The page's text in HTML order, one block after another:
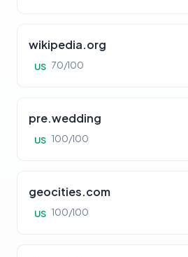
wikipedia.org
US 70/100
pre.wedding
US 100/100
geocities.com
US 100/100